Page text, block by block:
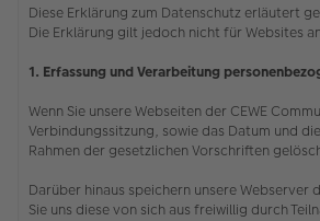
Diese Erklärung zum Datenschutz erläutert
Die Erklärung gilt jedoch nicht für Websites
1. Erfassung und Verarbeitung
Wenn Sie unsere Webseiten der CEWE
Verbindungssitzung, sowie das Datum und
Rahmen der gesetzlichen Vorschriften
Darüber hinaus speichern unsere
Sie uns diese von sich aus freiwillig durch